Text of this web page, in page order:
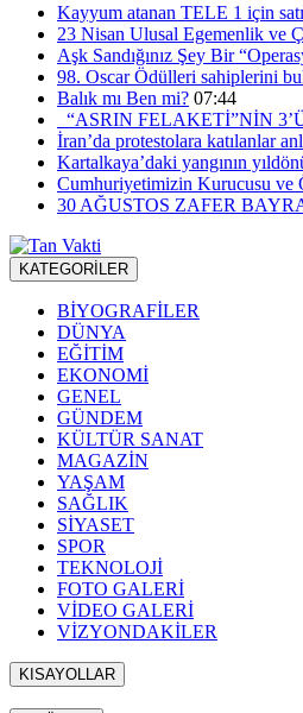
Kayyum atanan TELE 1 için
23 Nisan Ulusal Egemenlik ve
Aşk Sandığınız Şey Bir
98. Oscar Ödülleri sahiplerini
Balık mı Ben mi? 07:44
“ASRIN FELAKETİ”NİN
İran’da protestolara katılanlar
Kartalkaya’daki yangının
Cumhuriyetimizin Kurucusu ve
30 AĞUSTOS ZAFER
KATEGORİLER
BİYOGRAFİLER
DÜNYA
EĞİTİM
EKONOMİ
GENEL
GÜNDEM
KÜLTÜR SANAT
MAGAZİN
YAŞAM
SAĞLIK
SİYASET
SPOR
TEKNOLOJİ
FOTO GALERİ
VİDEO GALERİ
VİZYONDAKİLER
KISAYOLLAR